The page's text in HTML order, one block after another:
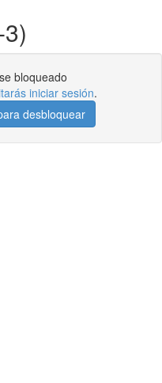
bloqueado
iniciar sesión.
desbloquear